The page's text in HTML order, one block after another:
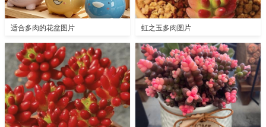
适合多肉的花盆图片 虹之玉多肉图片